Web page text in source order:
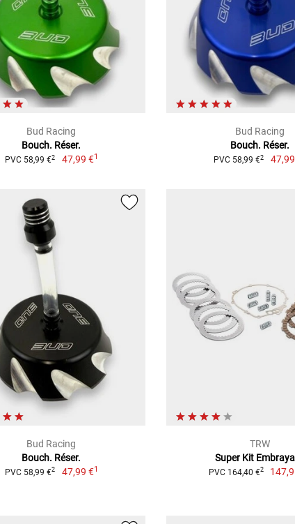
Bud Racing
Bouch. Réser.
PVC 58,99 €2 47,99 €1
Bud Racing
Bouch. Réser.
PVC 58,99 €2
Bud Racing
Bouch. Réser.
PVC 58,99 €2 47,99 €1
TRW
Super Kit
PVC 164,40 €2